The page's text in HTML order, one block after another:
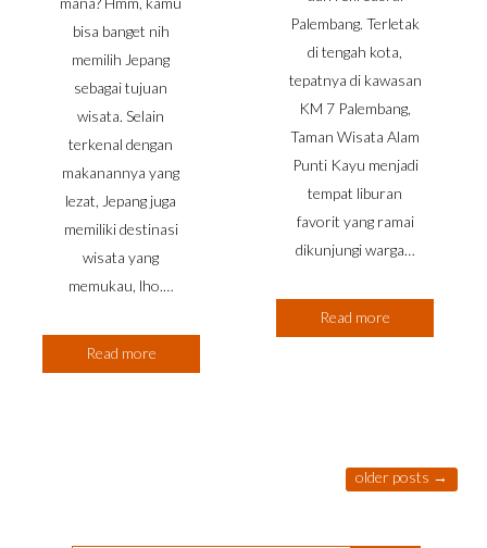
bisa banget nih
memilih Jepang
sebagai tujuan
wisata. Selain
terkenal dengan
makanannya yang
lezat, Jepang juga
memiliki destinasi
wisata yang
memukau, lho.…
Read more
Palembang. Terletak
di tengah kota,
tepatnya di kawasan
KM 7 Palembang,
Taman Wisata Alam
Punti Kayu menjadi
tempat liburan
favorit yang ramai
dikunjungi warga…
Read more
older posts →